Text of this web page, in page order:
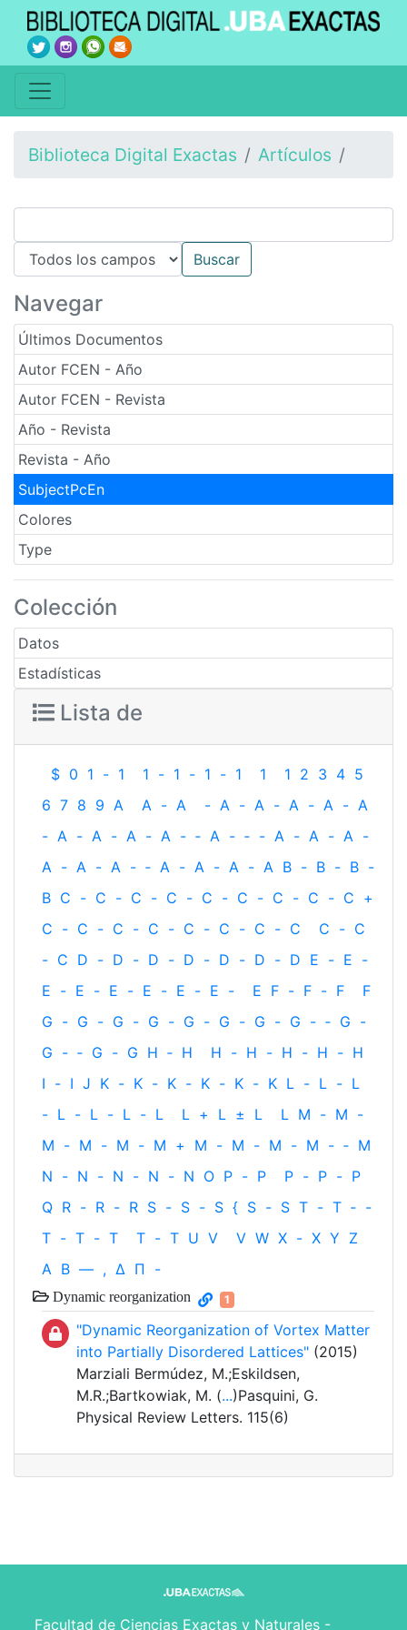
Biblioteca Digital Exactas Artículos
Navegar
Últimos Documentos
Autor FCEN - Año
Autor FCEN - Revista
Año - Revista
Revista - Año
SubjectPcEn
Colores
Type
Colección
Datos
Estadísticas
Lista de
$ 0 1 - 1 1 - 1 - 1 - 1 1 1 2 3 4 5
6 7 8 9 A A - A - A - A - A - A - A
- A - A - A - A - ‐ A - ‐ - A - A - A -
A - A - A - ‐ A - A - A - A B - B - B -
B C - C - C - C - C - C - C - C - C +
C - C - C - C - C - C - C - C C - C
- C D - D - D - D - D - D - D E - E -
E - E - E - E - E - E - E F - F - F
F
G - G - G - G - G - G - G - G - ‐ G -
G - ‐ G - G H ‐ H H - H - H - H - H
I - I J K - K - K - K - K - K L - L - L
- L - L - L - L L + L ± L L M - M -
M - M - M - M + M - M - M - M - ‐ M
N - N - N - N - N O P - P P - P - P
Q R - R - R S - S - S { S - S T - T ‐ -
T - T - T T - T U V V W X - X Y Z
Α Β — , Δ Π -
Dynamic reorganization 1
"Dynamic Reorganization of Vortex Matter
into Partially Disordered Lattices" (2015)
Marziali Bermúdez, M.;Eskildsen,
M.R.;Bartkowiak, M. (...)Pasquini, G.
Physical Review Letters. 115(6)
Facultad de Ciencias Exactas y Naturales -